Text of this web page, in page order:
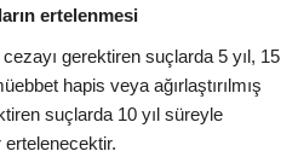
ertelenmesi
cezayı gerektiren suçlarda 5 yıl, 15
hapis veya ağırlaştırılmış
suçlarda 10 yıl süreyle